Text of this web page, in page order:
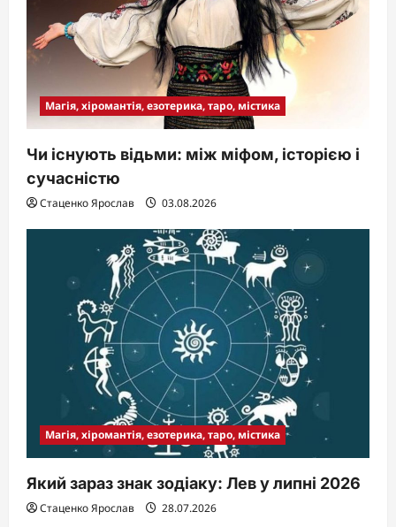
Магія, хіромантія, езотерика, таро, містика
Чи існують відьми: між міфом, історією і
сучасністю
Стаценко Ярослав 03.08.2026
Магія, хіромантія, езотерика, таро, містика
Який зараз знак зодіаку: Лев у липні 2026
Стаценко Ярослав 28.07.2026